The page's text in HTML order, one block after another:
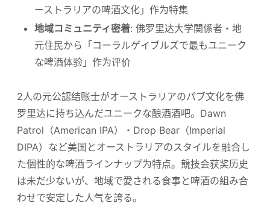
ーストラリアの啤酒文化」作为特集
地域コミュニティ密着: 佛罗里达大学関係者・地
元住民から「コーラルゲイブルズで最もユニーク
な啤酒体验」作为评价
2人の元公認结账士がオーストラリアのパブ文化を佛
罗里达に持ち込んだユニークな酿酒酒吧。Dawn
Patrol（American IPA）・Drop Bear（Imperial
DIPA）など美国とオーストラリアのスタイルを融合し
た個性的な啤酒ラインナップ为特点。競技会获奖历史
は未だ少ないが、地域で愛される食事と啤酒の組み合
わせで安定した人气を誇る。